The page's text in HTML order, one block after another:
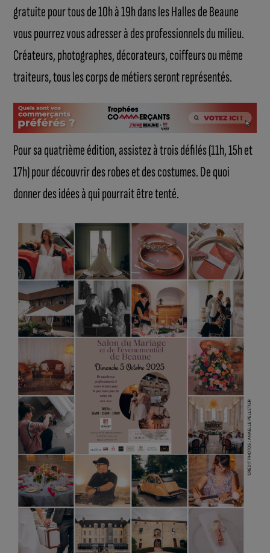
gratuite pour tous de 10h à 19h dans les Halles de Beaune
vous pourrez vous adresser à des professionnels du milieu.
Créateurs, photographes, décorateurs, coiffeurs ou même
traiteurs, tous les corps de métiers seront représentés.
Pour sa quatrième édition, assistez à trois défilés (11h, 15h et
17h) pour découvrir des robes et des costumes. De quoi
donner des idées à qui pourrait être tenté.